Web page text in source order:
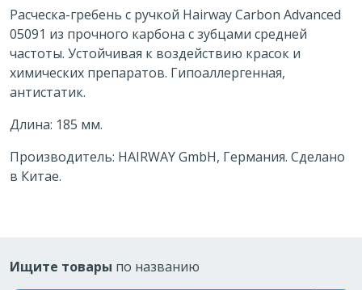
Расческа-гребень с ручкой Hairway Carbon Advanced
05091 из прочного карбона с зубцами средней
частоты. Устойчивая к воздействию красок и
химических препаратов. Гипоаллергенная,
антистатик.
Длина: 185 мм.
Производитель: HAIRWAY GmbH, Германия. Сделано
в Китае.
Ищите товары по названию